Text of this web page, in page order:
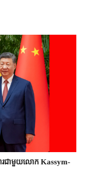
ារជាមួយ​លោក Kassym-